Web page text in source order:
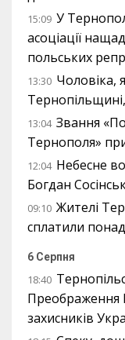
15:09 У
асоціації
польських
13:30 Чоловіка,
13:04 Звання
Тернополя»
12:04 Небесне
Богдан
09:10 Жителі
сплатили
6 Серпня
18:40
Преображення
захисників